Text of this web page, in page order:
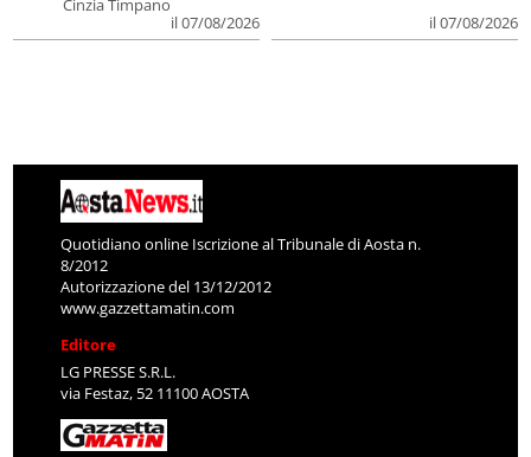
Cinzia Timpano
il 07/08/2026
il 07/08/2026
Quotidiano online Iscrizione al Tribunale di Aosta n.
8/2012
Autorizzazione del 13/12/2012
www.gazzettamatin.com
Editore
LG PRESSE S.R.L.
via Festaz, 52 11100 AOSTA